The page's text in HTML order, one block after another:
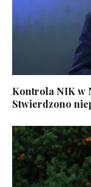
Kontrola NIK w
Stwierdzono